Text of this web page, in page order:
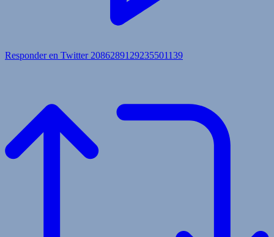
Responder en Twitter 2086289129235501139